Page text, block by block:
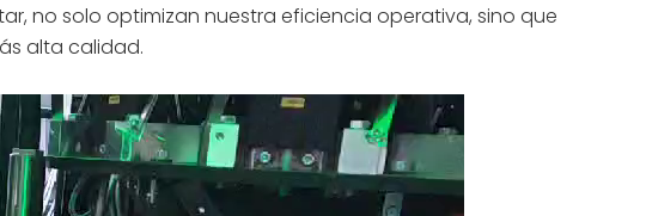
no solo optimizan nuestra eficiencia operativa, sino que
alta calidad.